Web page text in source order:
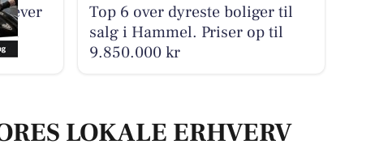
Top 6 over dyreste boliger til
salg i Hammel. Priser op til
9.850.000 kr
LOKALE ERHVERV